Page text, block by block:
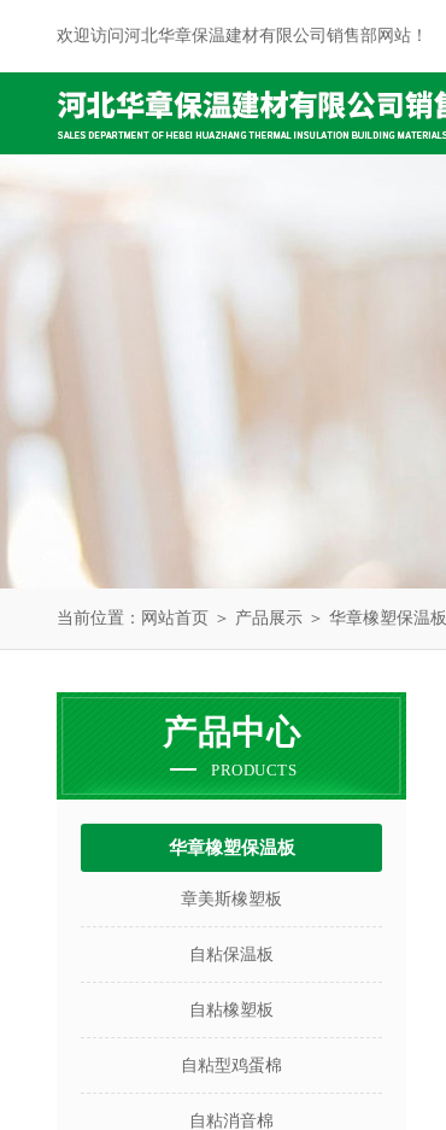
欢迎访问河北华章保温建材有限公司销售部网站！
当前位置： 网站首页 ＞ 产品展示 ＞ 华章橡塑保温板
产品中心
PRODUCTS
华章橡塑保温板
章美斯橡塑板
自粘保温板
自粘橡塑板
自粘型鸡蛋棉
自粘消音棉